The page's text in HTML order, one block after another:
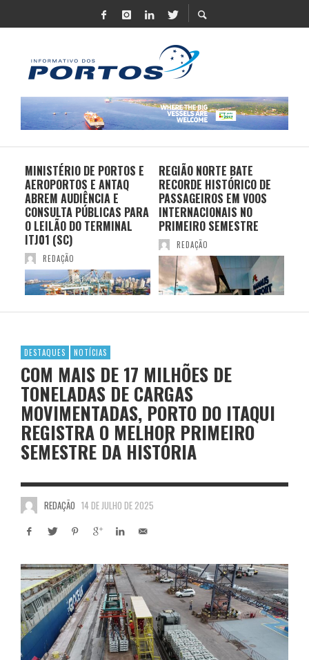
MINISTÉRIO DE PORTOS E
AEROPORTOS E ANTAQ
ABREM AUDIÊNCIA E
CONSULTA PÚBLICAS PARA
O LEILÃO DO TERMINAL
ITJ01 (SC)
REDAÇÃO
REGIÃO NORTE BATE
RECORDE HISTÓRICO DE
PASSAGEIROS EM VOOS
INTERNACIONAIS NO
PRIMEIRO SEMESTRE
REDAÇÃO
DESTAQUES NOTÍCIAS
COM MAIS DE 17 MILHÕES DE
TONELADAS DE CARGAS
MOVIMENTADAS, PORTO DO ITAQUI
REGISTRA O MELHOR PRIMEIRO
SEMESTRE DA HISTÓRIA
REDAÇÃO 14 DE JULHO DE 2025